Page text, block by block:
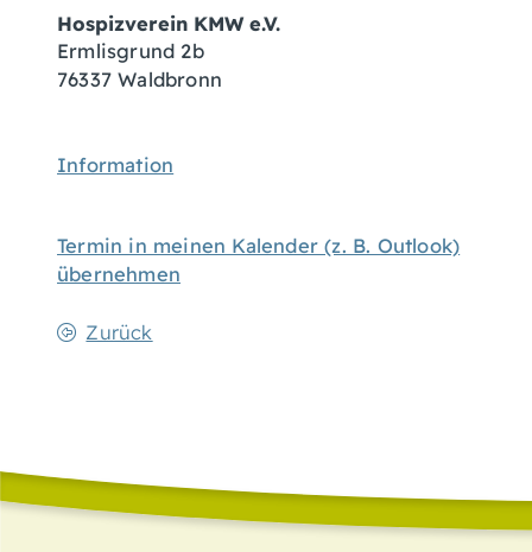
Hospizverein KMW e.V.
Ermlisgrund 2b
76337 Waldbronn
Information
Termin in meinen Kalender (z. B. Outlook)
übernehmen
Zurück